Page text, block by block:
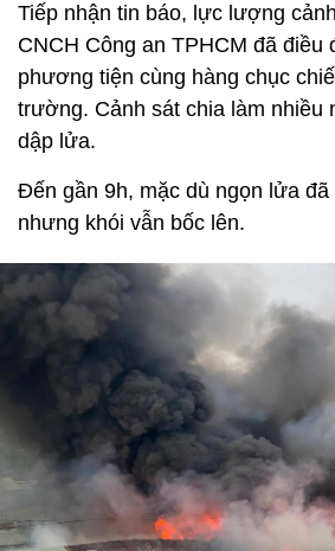
Tiếp nhận tin báo, lực lượng
CNCH Công an TPHCM đã điều
phương tiện cùng hàng chục
trường. Cảnh sát chia làm nhiều
dập lửa.
Đến gần 9h, mặc dù ngọn lửa
nhưng khói vẫn bốc lên.